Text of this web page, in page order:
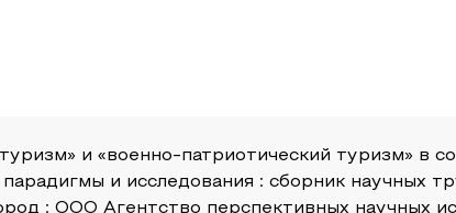
и «военно-патриотический туризм» в
и исследования : сборник научных
: ООО Агентство перспективных научных